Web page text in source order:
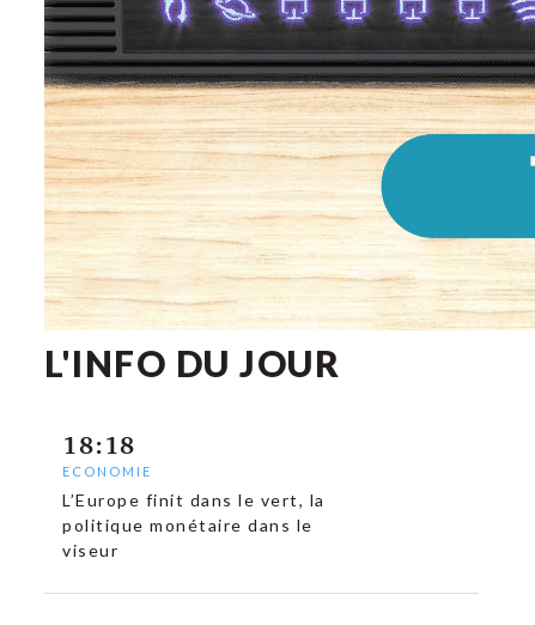
L'INFO DU JOUR
18:18
ECONOMIE
L’Europe finit dans le vert, la
politique monétaire dans le
viseur